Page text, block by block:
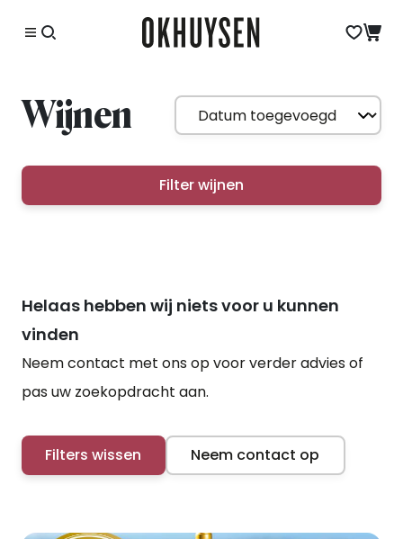
Wijnen
Filter wijnen
Helaas hebben wij niets voor u kunnen
vinden
Neem contact met ons op voor verder advies of
pas uw zoekopdracht aan.
Filters wissen Neem contact op